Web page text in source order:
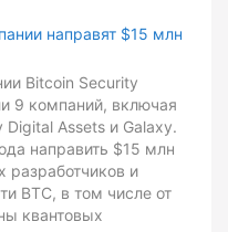
направят $15 млн
Bitcoin Security
9 компаний, включая
Digital Assets и Galaxy.
направить $15 млн
и
BTC, в том числе от
квантовых